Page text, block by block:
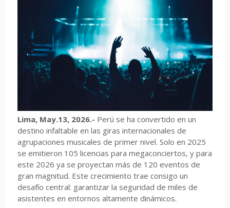
Lima, May.13, 2026.- Perú se ha convertido en un
destino infaltable en las giras internacionales de
agrupaciones musicales de primer nivel. Solo en 2025
se emitieron 105 licencias para megaconciertos, y para
este 2026 ya se proyectan más de 120 eventos de
gran magnitud. Este crecimiento trae consigo un
desafío central: garantizar la seguridad de miles de
asistentes en entornos altamente dinámicos.